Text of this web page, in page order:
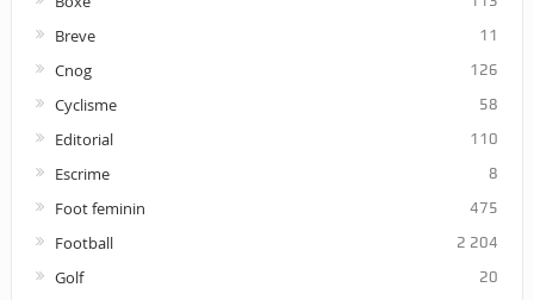
Breve 11
Cnog 126
Cyclisme 58
Editorial 110
Escrime 8
Foot feminin 475
Football 2 204
Golf 20